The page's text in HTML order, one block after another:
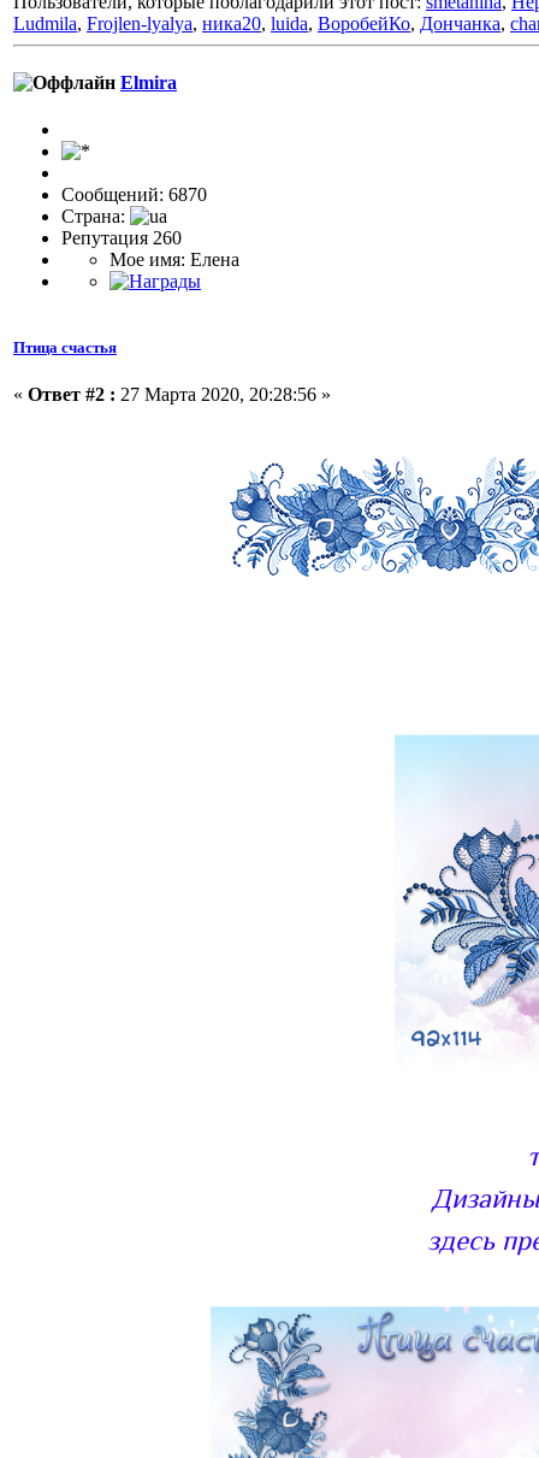
Ludmila, Frojlen-lyalya, ника20, luida, ВоробейКо, Дончанка,
Elmira
Сообщений: 6870
Страна:
Репутация 260
Мое имя: Елена
Птица счастья
« Ответ #2 : 27 Марта 2020, 20:28:56 »
здесь